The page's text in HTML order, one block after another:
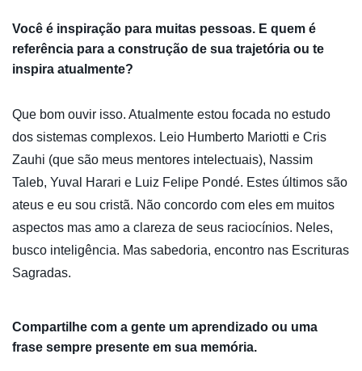
Você é inspiração para muitas pessoas. E quem é
referência para a construção de sua trajetória ou te
inspira atualmente?
Que bom ouvir isso. Atualmente estou focada no estudo
dos sistemas complexos. Leio Humberto Mariotti e Cris
Zauhi (que são meus mentores intelectuais), Nassim
Taleb, Yuval Harari e Luiz Felipe Pondé. Estes últimos são
ateus e eu sou cristã. Não concordo com eles em muitos
aspectos mas amo a clareza de seus raciocínios. Neles,
busco inteligência. Mas sabedoria, encontro nas Escrituras
Sagradas.
Compartilhe com a gente um aprendizado ou uma
frase sempre presente em sua memória.